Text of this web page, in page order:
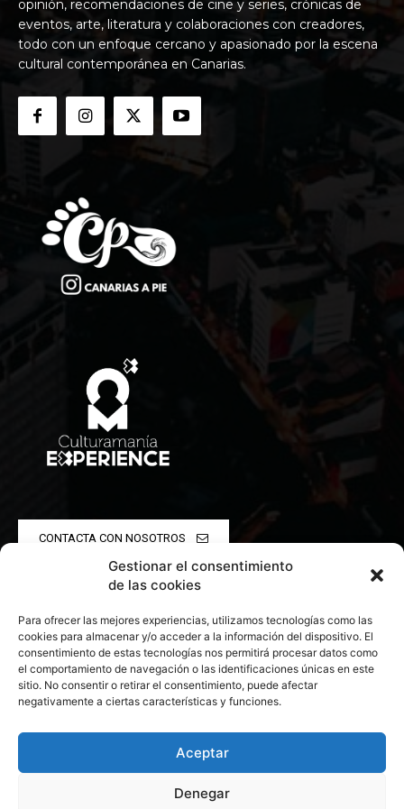
Gestionar el consentimiento
de las cookies
Para ofrecer las mejores experiencias, utilizamos tecnologías como las
cookies para almacenar y/o acceder a la información del dispositivo. El
consentimiento de estas tecnologías nos permitirá procesar datos como
el comportamiento de navegación o las identificaciones únicas en este
sitio. No consentir o retirar el consentimiento, puede afectar
negativamente a ciertas características y funciones.
Aceptar
Denegar
opinión, recomendaciones de cine y series, crónicas de
eventos, arte, literatura y colaboraciones con creadores,
todo con un enfoque cercano y apasionado por la escena
cultural contemporánea en Canarias.
CONTACTA CON NOSOTROS
POLÍTICA DE PRIVACIDAD
POLÍTICA DE COOKIES
© 2026 Todos los derechos reservados. Culturamanía